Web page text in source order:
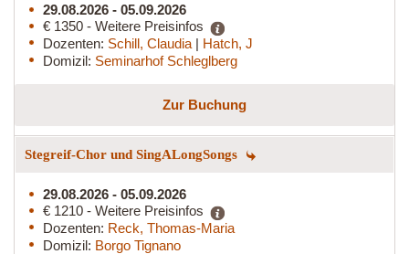
29.08.2026 - 05.09.2026
€ 1350 - Weitere Preisinfos
Dozenten: Schill, Claudia | Hatch, J
Domizil: Seminarhof Schleglberg
Zur Buchung
Stegreif-Chor und SingALongSongs
29.08.2026 - 05.09.2026
€ 1210 - Weitere Preisinfos
Dozenten: Reck, Thomas-Maria
Domizil: Borgo Tignano